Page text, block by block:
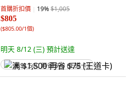
首購折扣價 19%$1,005
$805
($805.00/1個)
明天 8/12 (三) 預計送達
满 $1,500 再省 $75 (王道卡)